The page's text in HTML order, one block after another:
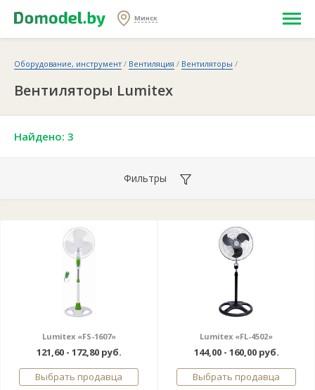
Минск
Оборудование, инструмент / Вентиляция / Вентиляторы /
Вентиляторы Lumitex
Найдено: 3
Фильтры
Lumitex «FS-1607»
121,60 - 172,80 руб.
Выбрать продавца
Lumitex «FL-4502»
144,00 - 160,00 руб.
Выбрать продавца